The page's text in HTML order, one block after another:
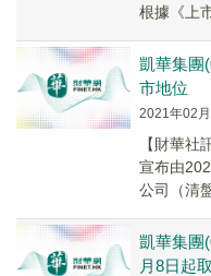
根據《上
凱華集團
市地位
2021年02
【財華
宣布由
公司（清
凱華集團
月8日起